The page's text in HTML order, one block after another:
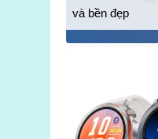
và bền đẹp